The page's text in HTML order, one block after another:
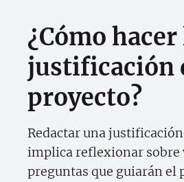
¿Cómo hacer
justificación
proyecto?
Redactar una
implica reflexionar sobre
preguntas que guiarán el